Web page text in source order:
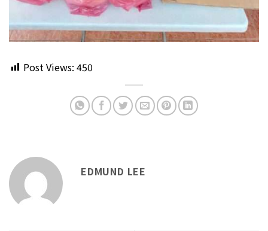
Post Views: 450
EDMUND LEE